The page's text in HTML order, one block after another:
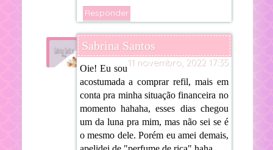
Responder
Sabrina Santos
11 novembro, 2022 17:35
Oie! Eu sou
acostumada a comprar refil, mais em
conta pra minha situação financeira no
momento hahaha, esses dias chegou
um da luna pra mim, mas não sei se é
o mesmo dele. Porém eu amei demais,